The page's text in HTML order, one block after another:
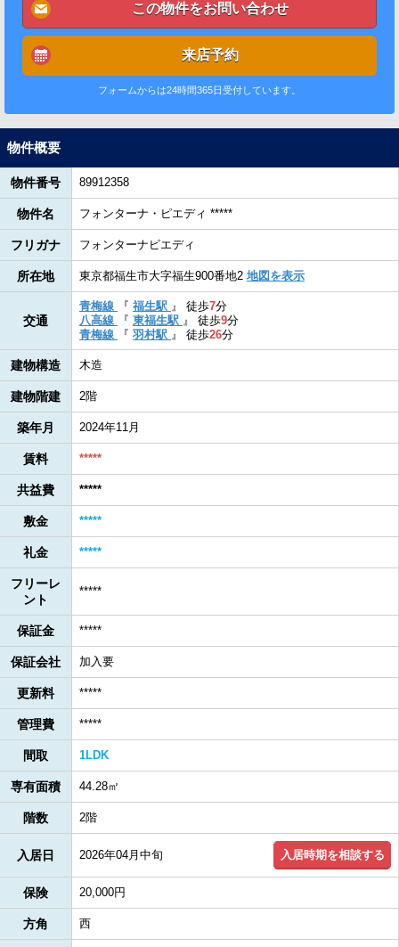
この物件をお問い合わせ
来店予約
フォームからは24時間365日受付しています。
物件概要
物件番号 89912358
物件名 フォンターナ・ピエディ *****
フリガナ フォンターナピエディ
所在地 東京都福生市大字福生900番地2 地図を表示
交通
青梅線 『 福生駅 』 徒歩7分
八高線
『 東福生駅 』 徒歩9分
青梅線
『 羽村駅 』 徒歩26分
建物構造 木造
建物階建 2階
築年月 2024年11月
賃料 *****
共益費 *****
敷金 *****
礼金 *****
フリーレ
ント
*****
保証金 *****
保証会社 加入要
更新料 *****
管理費 *****
間取 1LDK
専有面積 44.28㎡
階数 2階
入居日 2026年04月中旬 入居時期を相談する
保険 20,000円
方角 西